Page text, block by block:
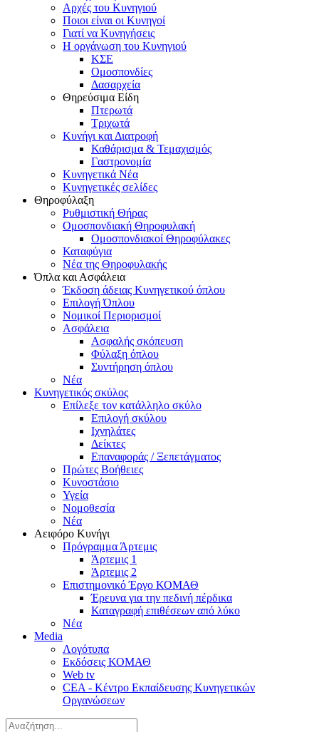
Αρχές του Κυνηγιού
Ποιοι είναι οι Κυνηγοί
Γιατί να Κυνηγήσεις
Η οργάνωση του Κυνηγιού
ΚΣΕ
Ομοσπονδίες
Δασαρχεία
Θηρεύσιμα Είδη
Πτερωτά
Τριχωτά
Κυνήγι και Διατροφή
Καθάρισμα & Τεμαχισμός
Γαστρονομία
Κυνηγετικά Νέα
Κυνηγετικές σελίδες
Θηροφύλαξη
Ρυθμιστική Θήρας
Ομοσπονδιακή Θηροφυλακή
Oμοσπονδιακοί Θηροφύλακες
Καταφύγια
Νέα της Θηροφυλακής
Όπλα και Ασφάλεια
Έκδοση άδειας Κυνηγετικού όπλου
Επιλογή Όπλου
Νομικοί Περιορισμοί
Ασφάλεια
Ασφαλής σκόπευση
Φύλαξη όπλου
Συντήρηση όπλου
Νέα
Κυνηγετικός σκύλος
Επίλεξε τον κατάλληλο σκύλο
Επιλογή σκύλου
Ιχνηλάτες
Δείκτες
Επαναφοράς / Ξεπετάγματος
Πρώτες Βοήθειες
Κυνοστάσιο
Υγεία
Νομοθεσία
Νέα
Αειφόρο Κυνήγι
Πρόγραμμα Άρτεμις
Άρτεμις 1
Άρτεμις 2
Επιστημονικό Έργο ΚΟΜΑΘ
Έρευνα για την πεδινή πέρδικα
Καταγραφή επιθέσεων από λύκο
Νέα
Media
Λογότυπα
Εκδόσεις ΚΟΜΑΘ
Web tv
CEA - Κέντρο Εκπαίδευσης Κυνηγετικών
Οργανώσεων